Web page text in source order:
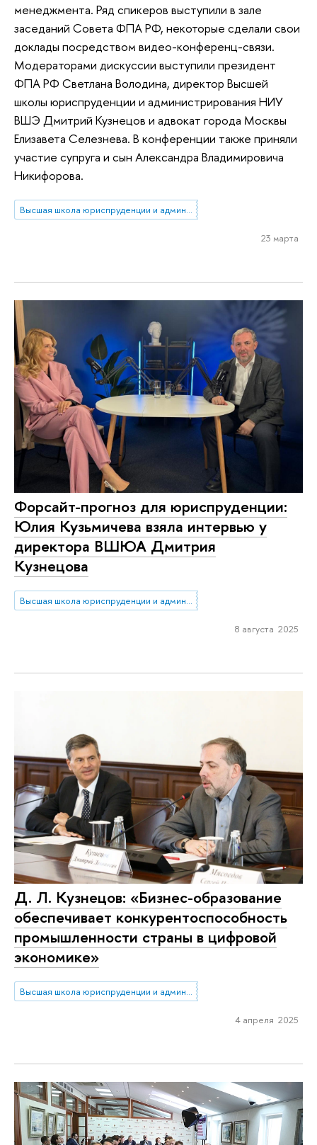
менеджмента. Ряд спикеров выступили в зале
заседаний Совета ФПА РФ, некоторые сделали свои
доклады посредством видео-конференц-связи.
Модераторами дискуссии выступили президент
ФПА РФ Светлана Володина, директор Высшей
школы юриспруденции и администрирования НИУ
ВШЭ Дмитрий Кузнецов и адвокат города Москвы
Елизавета Селезнева. В конференции также приняли
участие супруга и сын Александра Владимировича
Никифорова.
Высшая школа юриспруденции и администрирования
23 марта
Форсайт-прогноз для юриспруденции:
Юлия Кузьмичева взяла интервью у
директора ВШЮА Дмитрия
Кузнецова
Высшая школа юриспруденции и администрирования
8 августа 2025
Д. Л. Кузнецов: «Бизнес-образование
обеспечивает конкурентоспособность
промышленности страны в цифровой
экономике»
Высшая школа юриспруденции и администрирования
4 апреля 2025